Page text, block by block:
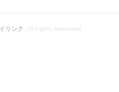
リンク. All Rights Reserved.